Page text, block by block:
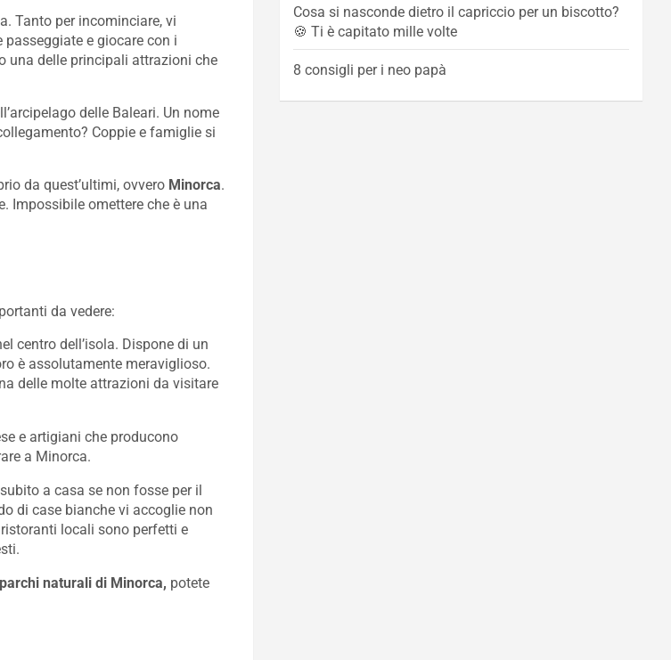
Tanto per incominciare, vi
e giocare con i
una delle principali attrazioni che
delle Baleari. Un nome
Coppie e famiglie si
da quest’ultimi, ovvero Minorca.
Impossibile omettere che è una
da vedere:
centro dell’isola. Dispone di un
è assolutamente meraviglioso.
delle molte attrazioni da visitare
e artigiani che producono
a Minorca.
a casa se non fosse per il
di case bianche vi accoglie non
locali sono perfetti e
parchi naturali di Minorca, potete
Cosa si nasconde dietro il capriccio per un biscotto?
🍪 Ti è capitato mille volte
8 consigli per i neo papà